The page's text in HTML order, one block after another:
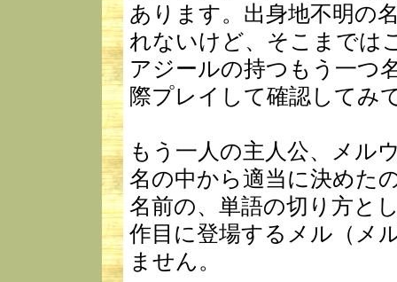
あります。出身地不明の
れないけど、そこまでは
アジールの持つもう一
際プレイして確認してみ
もう一人の主人公、メル
名の中から適当に決めた
名前の、単語の切り方と
作目に登場するメル（メ
ません。